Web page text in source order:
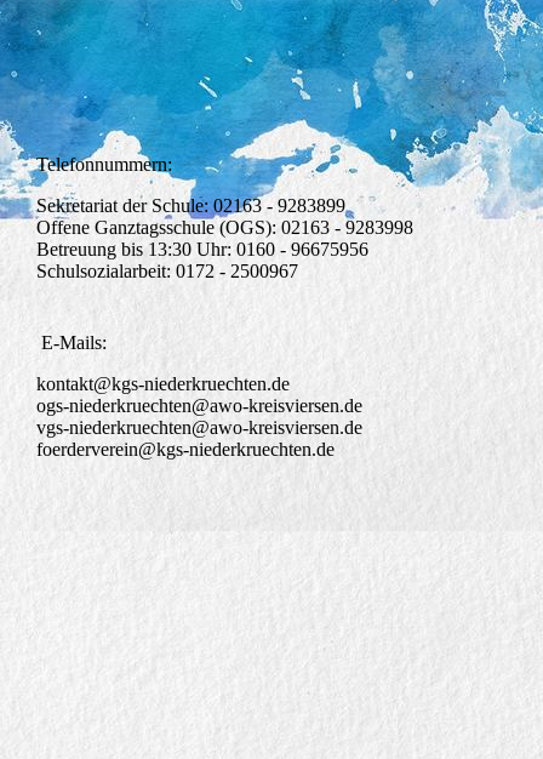
Telefonnummern:
Sekretariat der Schule: 02163 - 9283899
Offene Ganztagsschule (OGS): 02163 - 9283998
Betreuung bis 13:30 Uhr: 0160 - 96675956
Schulsozialarbeit: 0172 - 2500967
E-Mails:
kontakt@kgs-niederkruechten.de
ogs-niederkruechten@awo-kreisviersen.de
vgs-niederkruechten@awo-kreisviersen.de
foerderverein@kgs-niederkruechten.de